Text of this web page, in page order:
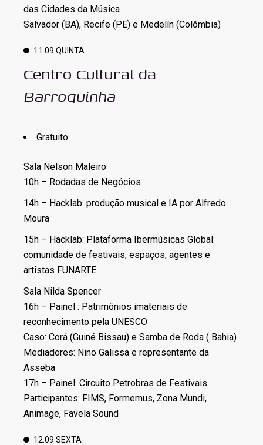
das Cidades da Música
Salvador (BA), Recife (PE) e Medelín (Colômbia)
11.09 QUINTA
Centro Cultural da
Barroquinha
Gratuito
Sala Nelson Maleiro
10h – Rodadas de Negócios
14h – Hacklab: produção musical e IA por Alfredo
Moura
15h – Hacklab: Plataforma Ibermúsicas Global:
comunidade de festivais, espaços, agentes e
artistas FUNARTE
Sala Nilda Spencer
16h – Painel : Patrimônios imateriais de
reconhecimento pela UNESCO
Caso: Corá (Guiné Bissau) e Samba de Roda ( Bahia)
Mediadores: Nino Galissa e representante da
Asseba
17h – Painel: Circuito Petrobras de Festivais
Participantes: FIMS, Formemus, Zona Mundi,
Animage, Favela Sound
12.09 SEXTA